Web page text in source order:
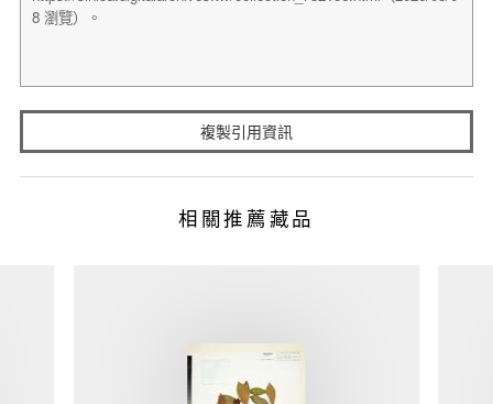
複製引用資訊
相關推薦藏品